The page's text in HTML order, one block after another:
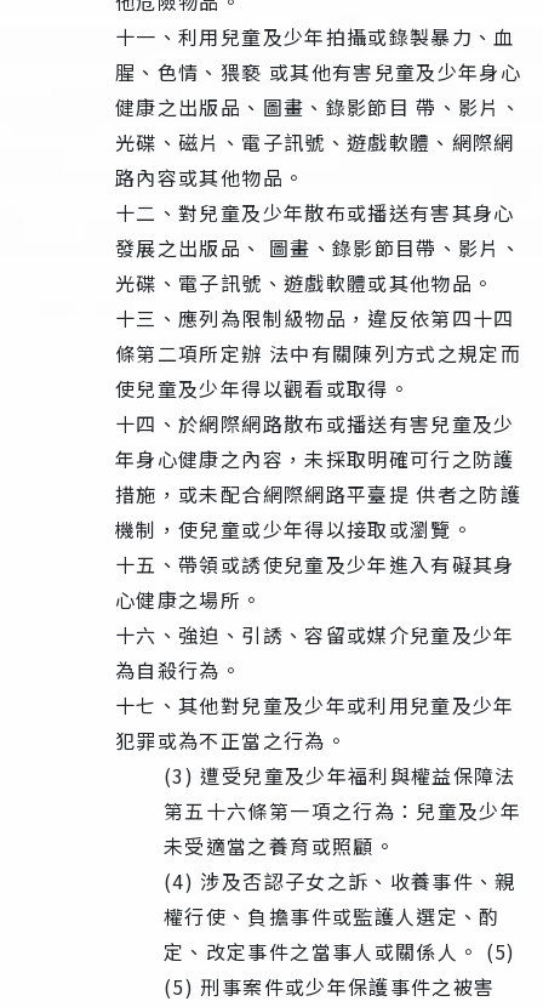
十一、利用兒童及少年拍攝或錄製暴力、血
腥、色情、猥褻 或其他有害兒童及少年身心
健康之出版品、圖畫、錄影節目 帶、影片、
光碟、磁片、電子訊號、遊戲軟體、網際網
路內容或其他物品。
十二、對兒童及少年散布或播送有害其身心
發展之出版品、 圖畫、錄影節目帶、影片、
光碟、電子訊號、遊戲軟體或其他物品。
十三、應列為限制級物品，違反依第四十四
條第二項所定辦 法中有關陳列方式之規定而
使兒童及少年得以觀看或取得。
十四、於網際網路散布或播送有害兒童及少
年身心健康之內容，未採取明確可行之防護
措施，或未配合網際網路平臺提 供者之防護
機制，使兒童或少年得以接取或瀏覽。
十五、帶領或誘使兒童及少年進入有礙其身
心健康之場所。
十六、強迫、引誘、容留或媒介兒童及少年
為自殺行為。
十七、其他對兒童及少年或利用兒童及少年
犯罪或為不正當之行為。
(3) 遭受兒童及少年福利與權益保障法
第五十六條第一項之行為：兒童及少年
未受適當之養育或照顧。
(4) 涉及否認子女之訴、收養事件、親
權行使、負擔事件或監護人選定、酌
定、改定事件之當事人或關係人。 (5)
(5) 刑事案件或少年保護事件之被害